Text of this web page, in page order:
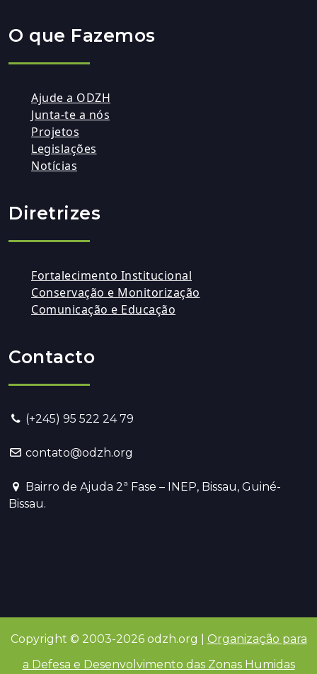
O que Fazemos
Ajude a ODZH
Junta-te a nós
Projetos
Legislações
Notícias
Diretrizes
Fortalecimento Institucional
Conservação e Monitorização
Comunicação e Educação
Contacto
(+245) 95 522 24 79
contato@odzh.org
Bairro de Ajuda 2ª Fase – INEP, Bissau, Guiné-
Bissau.
Copyright © 2003-2026 odzh.org | Organização para
a Defesa e Desenvolvimento das Zonas Humidas